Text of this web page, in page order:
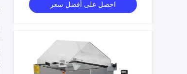
Eco-friendly R23/R404A Refrigerant
احصل على أفضل سعر